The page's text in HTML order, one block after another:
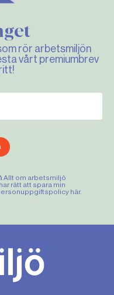
rör arbetsmiljön
vårt premiumbrev
Allt om arbetsmiljö
rätt att spara min
här.